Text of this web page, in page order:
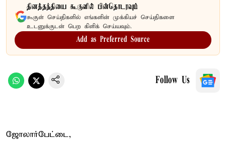
தினத்தந்தியை கூகுளில் பின்தொடரவும்
கூகுள் செய்திகளில் எங்களின் முக்கியச் செய்திகளை
உடனுக்குடன் பெற கிளிக் செய்யவும்.
Add as Preferred Source
Follow Us
ஜோலார்பேட்டை,